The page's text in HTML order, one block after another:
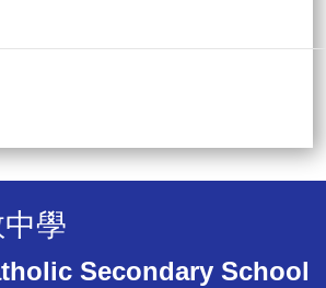
學
Secondary School